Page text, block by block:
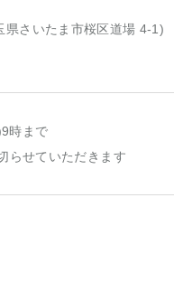
さいたま市桜区道場 4-1)
時まで
らせていただきます